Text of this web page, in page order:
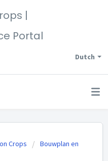
|
Portal
Dutch
Crops
Bouwplan en